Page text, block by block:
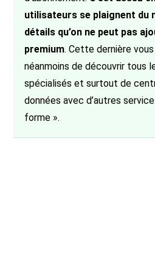
utilisateurs se plaignent du
détails qu’on ne peut pas
premium. Cette dernière
néanmoins de découvrir tous
spécialisés et surtout de
données avec d’autres
forme ».